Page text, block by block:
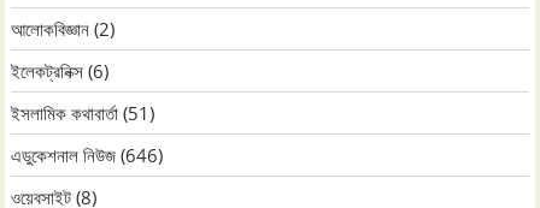
আলোকবিজ্ঞান (2)
ইলেকট্রনিক্স (6)
ইসলামিক কথাবার্তা (51)
এডুকেশনাল নিউজ (646)
ওয়েবসাইট (8)